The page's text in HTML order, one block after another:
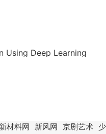
Using Deep Learning
新材料网 新风网 京剧艺术